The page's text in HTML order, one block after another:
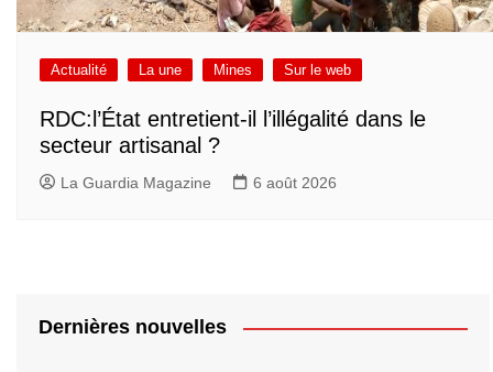
Actualité La une Mines Sur le web
RDC:l’État entretient-il l’illégalité dans le
secteur artisanal ?
La Guardia Magazine 6 août 2026
Dernières nouvelles